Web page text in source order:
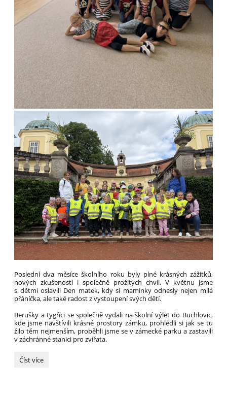
Poslední dva měsíce školního roku byly plné krásných zážitků,
nových zkušeností i společně prožitých chvil. V květnu jsme
s dětmi oslavili Den matek, kdy si maminky odnesly nejen milá
přáníčka, ale také radost z vystoupení svých dětí.
Berušky a tygříci se společně vydali na školní výlet do Buchlovic,
kde jsme navštívili krásné prostory zámku, prohlédli si jak se tu
žilo těm nejmenším, proběhli jsme se v zámecké parku a zastavili
v záchránné stanici pro zvířata.
PO
Číst více